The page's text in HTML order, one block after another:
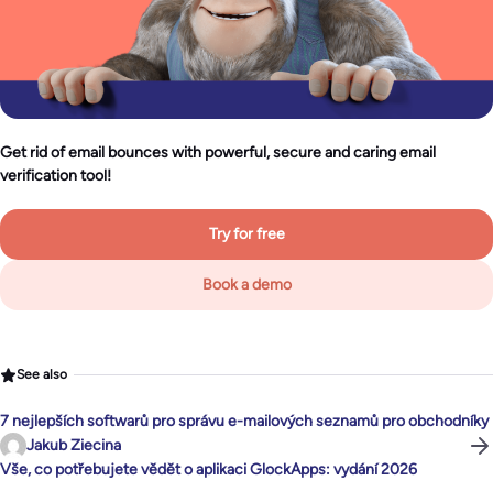
Get rid of email bounces with powerful, secure and caring email
verification tool!
Try for free
Book a demo
See also
7 nejlepších softwarů pro správu e-mailových seznamů pro obchodníky
Jakub Ziecina
Vše, co potřebujete vědět o aplikaci GlockApps: vydání 2026